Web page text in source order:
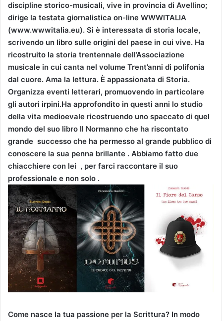
discipline storico-musicali, vive in provincia di Avellino;
dirige la testata giornalistica on-line WWWITALIA
(www.wwwitalia.eu). Si è interessata di storia locale,
scrivendo un libro sulle origini del paese in cui vive. Ha
ricostruito la storia trentennale dell’Associazione
musicale in cui canta nel volume Trent’anni di polifonia
dal cuore. Ama la lettura. È appassionata di Storia.
Organizza eventi letterari, promuovendo in particolare
gli autori irpini.Ha approfondito in questi anni lo studio
della vita medioevale ricostruendo uno spaccato di quel
mondo del suo libro Il Normanno che ha riscontato
grande successo che ha permesso al grande pubblico di
conoscere la sua penna brillante . Abbiamo fatto due
chiacchiere con lei , per farci raccontare il suo
professionale e non solo .
Come nasce la tua passione per la Scrittura? In modo